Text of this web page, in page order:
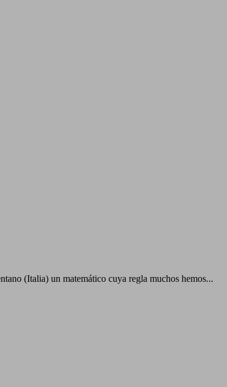
(Italia) un matemático cuya regla muchos hemos...